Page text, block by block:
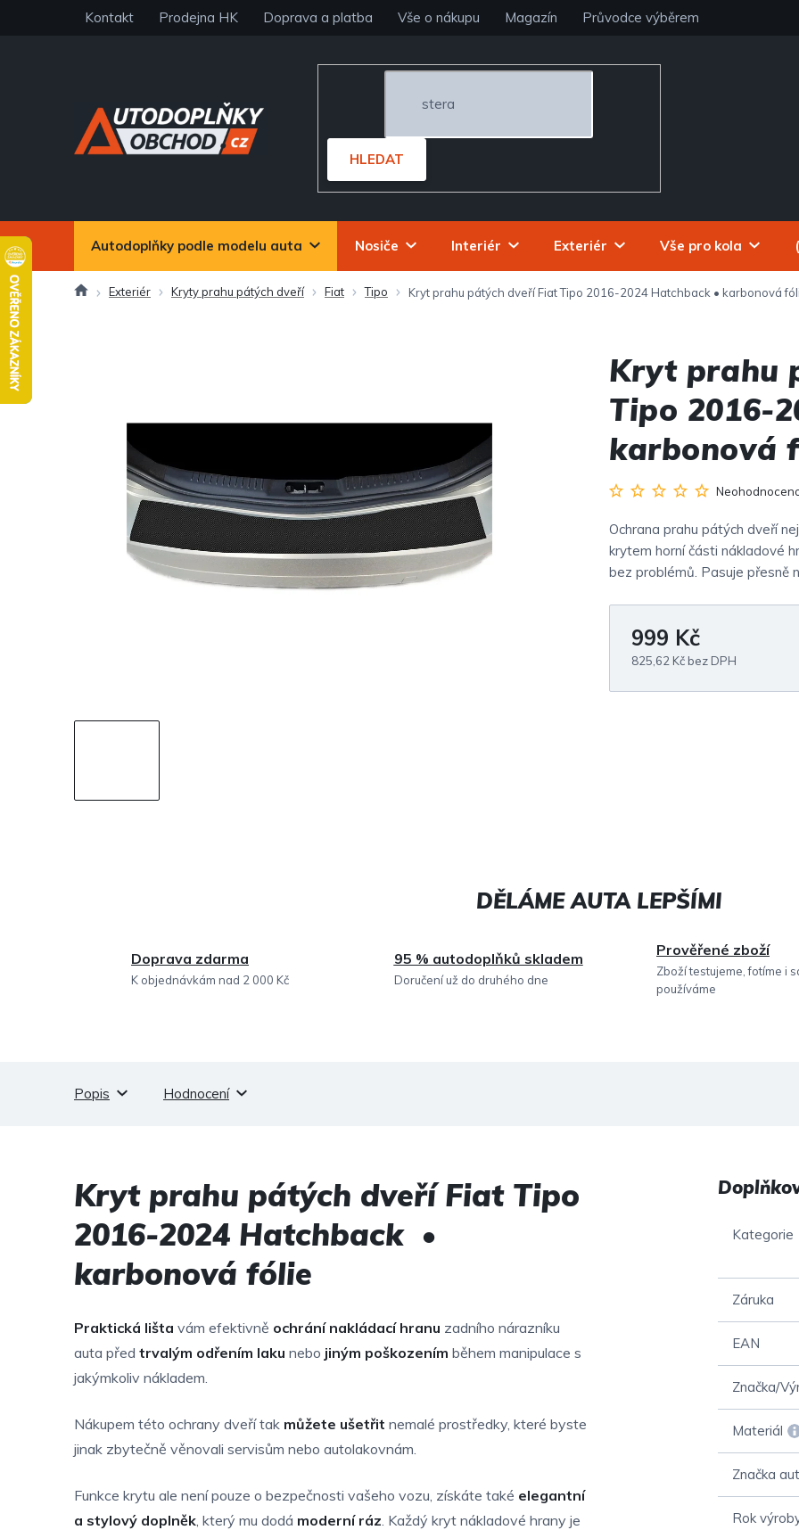
Kontakt Prodejna HK Doprava a platba Vše o nákupu Magazín Průvodce výběrem
HLEDAT
Autodoplňky podle modelu auta Nosiče Interiér Exteriér Vše pro kola
DomůExteriér Kryty prahu pátých dveří Fiat Tipo Kryt prahu pátých dveří Fiat Tipo 2016-2024 Hatchback • karbonová
Kryt prahu
Tipo 2016-
karbonová
Průměrné
je
0,0
z
5
Ochrana prahu pátých dveří
krytem horní části nákladové
bez problémů. Pasuje přesně
999 Kč
825,62 Kč bez DPH
Doprava zdarma
K objednávkám nad 2 000 Kč
95 % autodoplňků skladem
Doručení už do druhého dne
Prověřené zboží
Zboží testujeme, fotíme i
používáme
Popis Hodnocení
Kryt prahu pátých dveří Fiat Tipo
2016-2024 Hatchback •
karbonová fólie
Praktická lišta vám efektivně ochrání nakládací hranu zadního nárazníku
auta před trvalým odřením laku nebo jiným poškozením během manipulace s
jakýmkoliv nákladem.
Nákupem této ochrany dveří tak můžete ušetřit nemalé prostředky, které byste
jinak zbytečně věnovali servisům nebo autolakovnám.
Funkce krytu ale není pouze o bezpečnosti vašeho vozu, získáte také elegantní
a stylový doplněk , který mu dodá moderní ráz . Každý kryt nákladové hrany je
Kategorie
Záruka
EAN
Značka/
Materiál
Značka
Rok